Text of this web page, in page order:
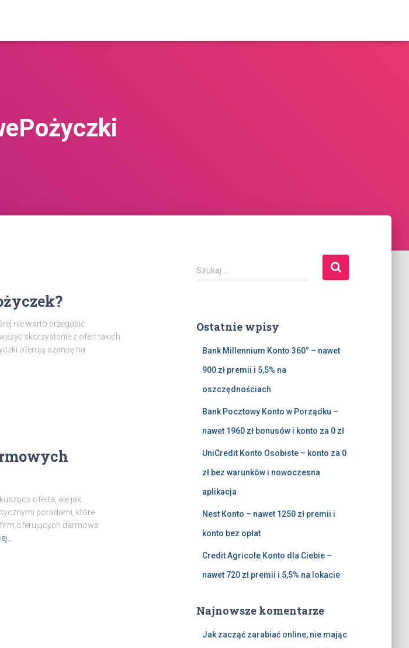
nie warto przegapić.
skorzystanie z ofert takich
oferują szansę na
oferta, ale jak
poradami, które
oferujących darmowe
S
z
j
Szukaj …
Ostatnie wpisy
Bank Millennium Konto 360° – nawet
900 zł premii i 5,5% na
oszczędnościach
Bank Pocztowy Konto w Porządku –
nawet 1960 zł bonusów i konto za 0 zł
UniCredit Konto Osobiste – konto za 0
zł bez warunków i nowoczesna
aplikacja
Nest Konto – nawet 1250 zł premii i
konto bez opłat
Credit Agricole Konto dla Ciebie –
nawet 720 zł premii i 5,5% na lokacie
Najnowsze komentarze
Jak zacząć zarabiać online, nie mając